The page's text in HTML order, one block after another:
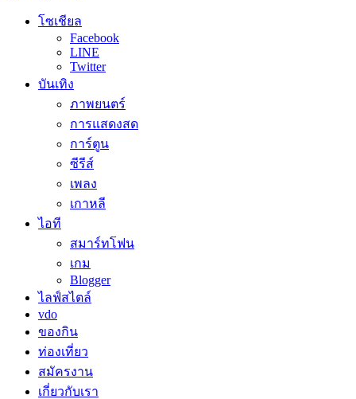
โซเชียล
Facebook
LINE
Twitter
บันเทิง
ภาพยนตร์
การแสดงสด
การ์ตูน
ซีรีส์
เพลง
เกาหลี
ไอที
สมาร์ทโฟน
เกม
Blogger
ไลฟ์สไตล์
vdo
ของกิน
ท่องเที่ยว
สมัครงาน
เกี่ยวกับเรา